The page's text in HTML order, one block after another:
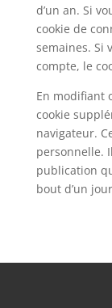
d’un an. Si
cookie de
semaines. Si
compte, le
En modifiant
cookie
navigateur.
personnelle.
publication
bout d’un